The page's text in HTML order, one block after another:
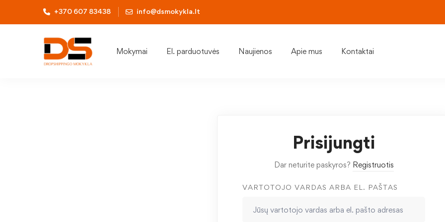
+370 607 83438 info@dsmokykla.lt
Mokymai El. parduotuvės Naujienos Apie mus Kontaktai
Prisijungti
Dar neturite paskyros? Registruotis
VARTOTOJO VARDAS ARBA EL. PAŠTAS